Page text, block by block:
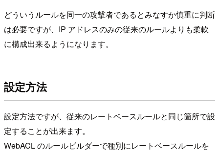
どういうルールを同一の攻撃者であるとみなすか慎重に判断
は必要ですが、IP アドレスのみの従来のルールよりも柔軟
に構成出来るようになります。
設定方法
設定方法ですが、従来のレートベースルールと同じ箇所で設
定することが出来ます。
WebACL のルールビルダーで種別にレートベースルールを